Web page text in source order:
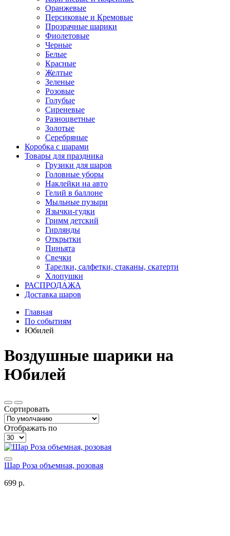
Оранжевые
Персиковые и Кремовые
Прозрачные шарики
Фиолетовые
Черные
Белые
Красные
Желтые
Зеленые
Розовые
Голубые
Сиреневые
Разноцветные
Золотые
Серебряные
Коробка с шарами
Товары для праздника
Грузики для шаров
Головные уборы
Наклейки на авто
Гелий в баллоне
Мыльные пузыри
Язычки-гудки
Гримм детский
Гирлянды
Открытки
Пиньята
Свечки
Тарелки, салфетки, стаканы, скатерти
Хлопушки
РАСПРОДАЖА
Доставка шаров
Главная
По событиям
Юбилей
Воздушные шарики на
Юбилей
Сортировать
Отображать по
Шар Роза объемная, розовая
699 р.